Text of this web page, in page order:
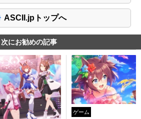
ASCII.jpトップへ
次にお勧めの記事
ゲーム